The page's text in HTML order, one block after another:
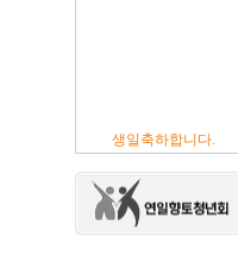
생일축하합니다.